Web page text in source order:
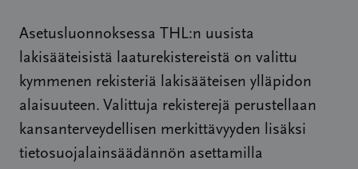
Asetusluonnoksessa THL:n uusista
lakisääteisistä laaturekistereistä on valittu
kymmenen rekisteriä lakisääteisen ylläpidon
alaisuuteen. Valittuja rekisterejä perustellaan
kansanterveydellisen merkittävyyden lisäksi
tietosuojalainsäädännön asettamilla